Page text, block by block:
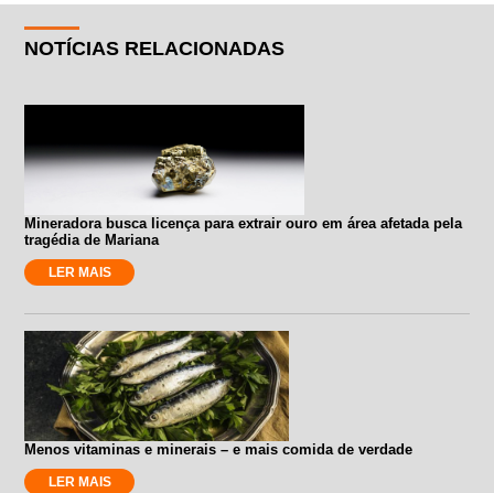
NOTÍCIAS RELACIONADAS
Mineradora busca licença para extrair ouro em área afetada pela
tragédia de Mariana
LER MAIS
Menos vitaminas e minerais – e mais comida de verdade
LER MAIS